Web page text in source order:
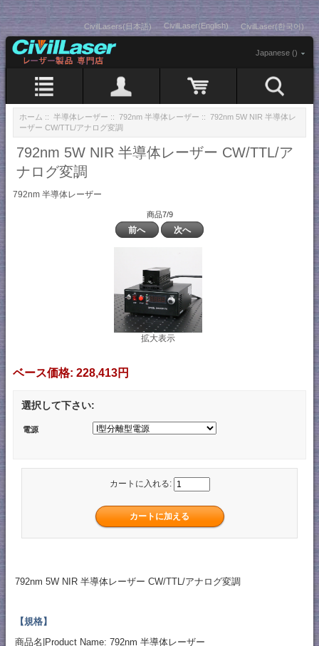
CivilLasers(日本語) CivilLaser(English) CivilLaser(한국어)
Japanese ()
ホーム :: 半導体レーザー :: 792nm 半導体レーザー :: 792nm 5W NIR 半導体レ
ーザー CW/TTL/アナログ変調
792nm 5W NIR 半導体レーザー CW/TTL/ア
ナログ変調
792nm 半導体レーザー
商品7/9
前へ 次へ
拡大表示
ベース価格: 228,413円
選択して下さい:
電源
カートに入れる:
792nm 5W NIR 半導体レーザー CW/TTL/アナログ変調
【規格】
商品名|Product Name: 792nm 半導体レーザー